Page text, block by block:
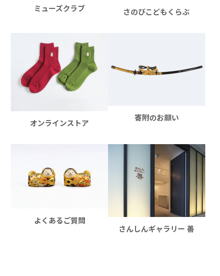
ミューズクラブ さのびこどもくらぶ
オンラインストア
寄附のお願い
よくあるご質問
さんしんギャラリー 善